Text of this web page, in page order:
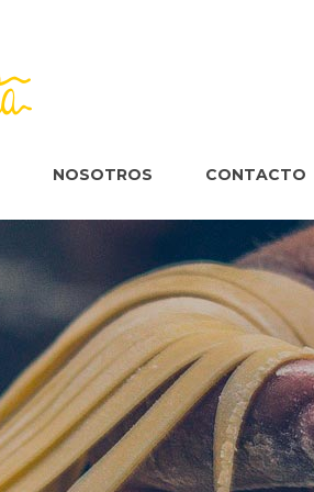
NOSOTROS CONTACTO